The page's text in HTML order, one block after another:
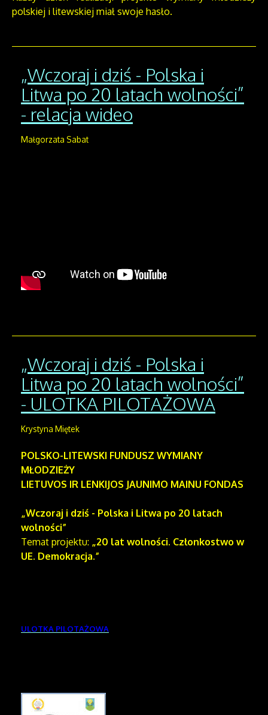
polskiej i litewskiej miał swoje hasło.
„Wczoraj i dziś - Polska i
Litwa po 20 latach wolności”
- relacja wideo
Małgorzata Sabat
„Wczoraj i dziś - Polska i
Litwa po 20 latach wolności”
- ULOTKA PILOTAŻOWA
Krystyna Miętek
POLSKO-LITEWSKI FUNDUSZ WYMIANY
MŁODZIEŻY
LIETUVOS IR LENKIJOS JAUNIMO MAINU FONDAS
„Wczoraj i dziś - Polska i Litwa po 20 latach
wolności”
Temat projektu: „20 lat wolności. Członkostwo w
UE. Demokracja.”
ULOTKA PILOTAŻOWA